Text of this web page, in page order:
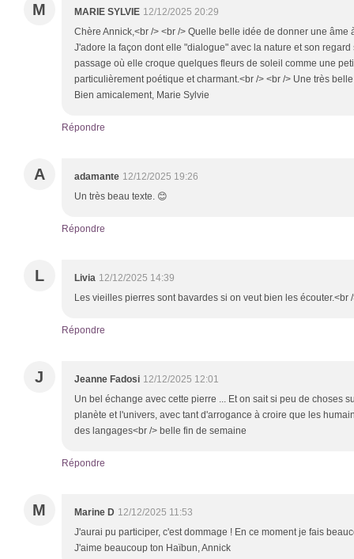
M MARIE SYLVIE 12/12/2025 20:29
Chère Annick,<br /> <br /> Quelle belle idée de donner une âme
J'adore la façon dont elle "dialogue" avec la nature et son
passage où elle croque quelques fleurs de soleil comme une
particulièrement poétique et charmant.<br /> <br /> Une très
Bien amicalement, Marie Sylvie
Répondre
A adamante 12/12/2025 19:26
Un très beau texte. 😊
Répondre
L Livia 12/12/2025 14:39
Les vieilles pierres sont bavardes si on veut bien les écouter.<br
Répondre
J Jeanne Fadosi 12/12/2025 12:01
Un bel échange avec cette pierre ... Et on sait si peu de choses
planète et l'univers, avec tant d'arrogance à croire que les
des langages<br /> belle fin de semaine
Répondre
M Marine D 12/12/2025 11:53
J'aurai pu participer, c'est dommage ! En ce moment je fais
J'aime beaucoup ton Haïbun, Annick